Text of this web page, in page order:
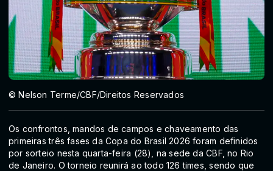
© Nelson Terme/CBF/Direitos Reservados
Os confrontos, mandos de campos e chaveamento das
primeiras três fases da Copa do Brasil 2026 foram definidos
por sorteio nesta quarta-feira (28), na sede da CBF, no Rio
de Janeiro. O torneio reunirá ao todo 126 times, sendo que